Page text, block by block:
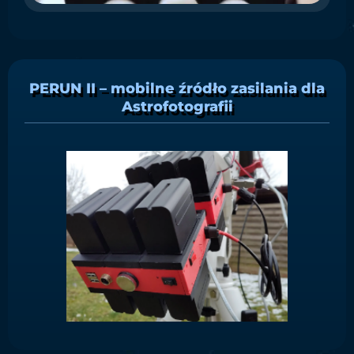
PERUN II – mobilne źródło zasilania dla
Astrofotografii